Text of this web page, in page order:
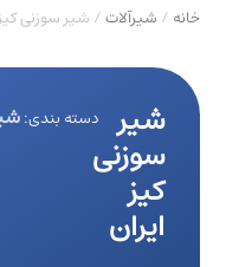
خانه / شیرآلات/ شیر سوزنی کیز
شیر
سوزنی
کیز
ایران
دسته بندی: